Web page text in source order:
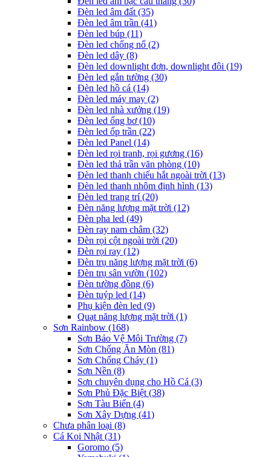
Đèn led âm đất (35)
Đèn led âm trần (41)
Đèn led búp (11)
Đèn led chống nổ (2)
Đèn led dây (8)
Đèn led downlight đơn, downlight đôi (19)
Đèn led gắn tường (30)
Đèn led hồ cá (14)
Đèn led máy may (2)
Đèn led nhà xưởng (19)
Đèn led ống bơ(10)
Đèn led ốp trần (22)
Đèn led Panel (14)
Đèn led rọi tranh, rọi gương (16)
Đèn led thả trần văn phòng (10)
Đèn led thanh chiếu hắt ngoài trời (13)
Đèn led thanh nhôm định hình (13)
Đèn led trang trí(20)
Đèn năng lượng mặt trời (12)
Đèn pha led (49)
Đèn ray nam châm (32)
Đèn rọi cột ngoài trời (20)
Đèn rọi ray (12)
Đèn trụ năng lượng mặt trời (6)
Đèn trụ sân vườn (102)
Đèn tường đồng (6)
Đèn tuýp led (14)
Phụ kiện đèn led (9)
Quạt năng lượng mặt trời (1)
Sơn Rainbow (168)
Sơn Bảo Vệ Môi Trường (7)
Sơn Chống Ăn Mòn (81)
Sơn Chống Cháy (1)
Sơn Nền (8)
Sơn chuyên dụng cho Hồ Cá (3)
Sơn Phủ Đặc Biệt (38)
Sơn Tàu Biển (4)
Sơn Xây Dựng (41)
Chưa phân loại (8)
Cá Koi Nhật (31)
Goromo (5)